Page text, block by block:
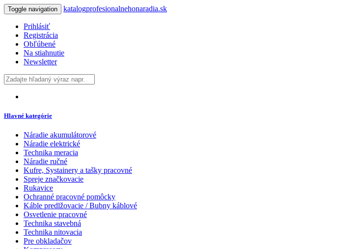
Toggle navigation katalogprofesionalnehonaradia.sk
Prihlásiť
Registrácia
Obľúbené
Na stiahnutie
Newsletter
Hlavné kategórie
Náradie akumulátorové
Náradie elektrické
Technika meracia
Náradie ručné
Kufre, Systainery a tašky pracovné
Spreje značkovacie
Rukavice
Ochranné pracovné pomôcky
Káble predlžovacie / Bubny káblové
Osvetlenie pracovné
Technika stavebná
Technika nitovacia
Pre obkladačov